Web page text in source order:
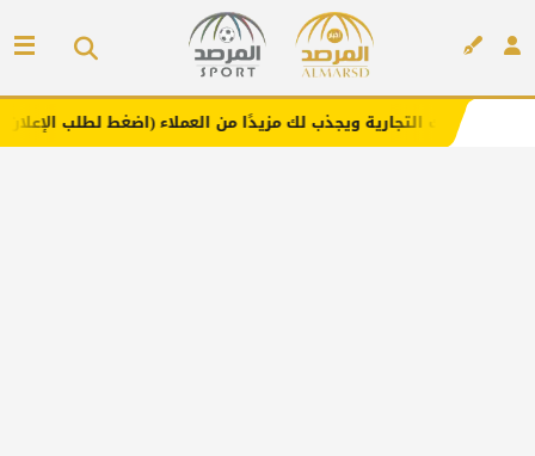
ويجذب لك مزيدًا من العملاء (اضغط لطلب الإعلان)